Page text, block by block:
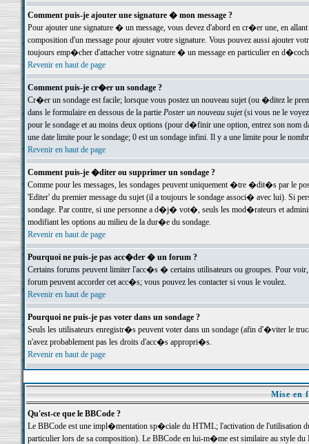
Comment puis-je ajouter une signature � mon message ?
Pour ajouter une signature � un message, vous devez d'abord en cr�er une, en
composition d'un message pour ajouter votre signature. Vous pouvez aussi ajouter
toujours emp�cher d'attacher votre signature � un message en particulier en
Revenir en haut de page
Comment puis-je cr�er un sondage ?
Cr�er un sondage est facile; lorsque vous postez un nouveau sujet (ou �ditez le
dans le formulaire en dessous de la partie Poster un nouveau sujet(si vous ne le voyez
pour le sondage et au moins deux options (pour d�finir une option, entrez son nom
une date limite pour le sondage; 0 est un sondage infini. Il y a une limite pour le
Revenir en haut de page
Comment puis-je �diter ou supprimer un sondage ?
Comme pour les messages, les sondages peuvent uniquement �tre �dit�s par le
'Editer' du premier message du sujet (il a toujours le sondage associ� avec lui). Si
sondage. Par contre, si une personne a d�j� vot�, seuls les mod�rateurs et
modifiant les options au milieu de la dur�e du sondage.
Revenir en haut de page
Pourquoi ne puis-je pas acc�der � un forum ?
Certains forums peuvent limiter l'acc�s � certains utilisateurs ou groupes. Pour
forum peuvent accorder cet acc�s; vous pouvez les contacter si vous le voulez.
Revenir en haut de page
Pourquoi ne puis-je pas voter dans un sondage ?
Seuls les utilisateurs enregistr�s peuvent voter dans un sondage (afin d'�viter le
n'avez probablement pas les droits d'acc�s appropri�s.
Revenir en haut de page
Mise en
Qu'est-ce que le BBCode ?
Le BBCode est une impl�mentation sp�ciale du HTML; l'activation de l'utilisation
particulier lors de sa composition). Le BBCode en lui-m�me est similaire au style